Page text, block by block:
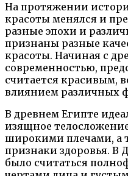
На протяжении
красоты менялся и
разные эпохи и
признаны разные
красоты. Начиная с
современностью,
считается красивым,
влиянием различных
В древнем Египте
изящное
широкими плечами, а
признаки здоровья. В
было считаться